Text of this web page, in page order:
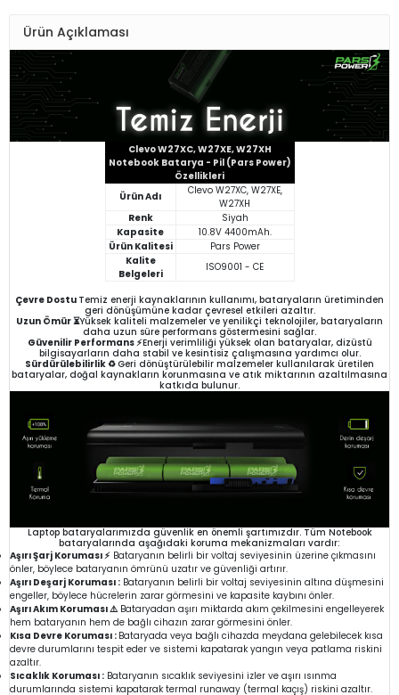
Ürün Açıklaması
Clevo W27XC, W27XE, W27XH
Notebook Batarya - Pil (Pars Power)
Özellikleri
Ürün Adı
Clevo W27XC, W27XE,
W27XH
Renk
Siyah
Kapasite
10.8V 4400mAh.
Ürün Kalitesi
Pars Power
Kalite
Belgeleri
ISO9001 - CE
Çevre Dostu Temiz enerji kaynaklarının kullanımı, bataryaların üretiminden
geri dönüşümüne kadar çevresel etkileri azaltır.
Uzun Ömür ⏳Yüksek kaliteli malzemeler ve yenilikçi teknolojiler, bataryaların
daha uzun süre performans göstermesini sağlar.
Güvenilir Performans ⚡Enerji verimliliği yüksek olan bataryalar, dizüstü
bilgisayarların daha stabil ve kesintisiz çalışmasına yardımcı olur.
Sürdürülebilirlik ♻️Geri dönüştürülebilir malzemeler kullanılarak üretilen
bataryalar, doğal kaynakların korunmasına ve atık miktarının azaltılmasına
katkıda bulunur.
Laptop bataryalarımızda güvenlik en önemli şartımızdır. Tüm Notebook
bataryalarında aşağıdaki koruma mekanizmaları vardır:
Aşırı Şarj Koruması ⚡ Bataryanın belirli bir voltaj seviyesinin üzerine çıkmasını
önler, böylece bataryanın ömrünü uzatır ve güvenliği artırır.
Aşırı Deşarj Koruması : Bataryanın belirli bir voltaj seviyesinin altına düşmesini
engeller, böylece hücrelerin zarar görmesini ve kapasite kaybını önler.
Aşırı Akım Koruması ⚠️Bataryadan aşırı miktarda akım çekilmesini engelleyerek
hem bataryanın hem de bağlı cihazın zarar görmesini önler.
Kısa Devre Koruması : Bataryada veya bağlı cihazda meydana gelebilecek kısa
devre durumlarını tespit eder ve sistemi kapatarak yangın veya patlama riskini
azaltır.
Sıcaklık Koruması : Bataryanın sıcaklık seviyesini izler ve aşırı ısınma
durumlarında sistemi kapatarak termal runaway (termal kaçış) riskini azaltır.